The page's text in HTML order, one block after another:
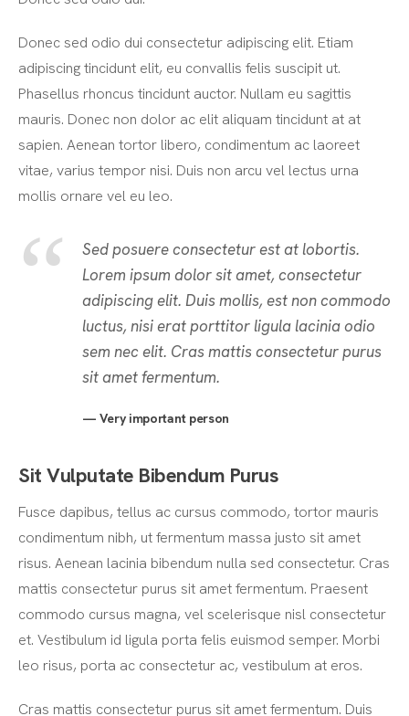
Donec sed odio dui consectetur adipiscing elit. Etiam
adipiscing tincidunt elit, eu convallis felis suscipit ut.
Phasellus rhoncus tincidunt auctor. Nullam eu sagittis
mauris. Donec non dolor ac elit aliquam tincidunt at at
sapien. Aenean tortor libero, condimentum ac laoreet
vitae, varius tempor nisi. Duis non arcu vel lectus urna
mollis ornare vel eu leo.
Sed posuere consectetur est at lobortis.
Lorem ipsum dolor sit amet, consectetur
adipiscing elit. Duis mollis, est non commodo
luctus, nisi erat porttitor ligula lacinia odio
sem nec elit. Cras mattis consectetur purus
sit amet fermentum.
Very important person
Sit Vulputate Bibendum Purus
Fusce dapibus, tellus ac cursus commodo, tortor mauris
condimentum nibh, ut fermentum massa justo sit amet
risus. Aenean lacinia bibendum nulla sed consectetur. Cras
mattis consectetur purus sit amet fermentum. Praesent
commodo cursus magna, vel scelerisque nisl consectetur
et. Vestibulum id ligula porta felis euismod semper. Morbi
leo risus, porta ac consectetur ac, vestibulum at eros.
Cras mattis consectetur purus sit amet fermentum. Duis